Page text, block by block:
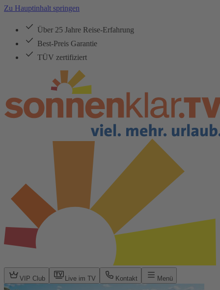
Zu Hauptinhalt springen
Über 25 Jahre Reise-Erfahrung
Best-Preis Garantie
TÜV zertifiziert
VIP Club Live im TV Kontakt Menü